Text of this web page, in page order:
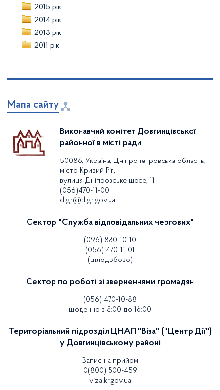
2015 рік
2014 рік
2013 рік
2011 рік
Мапа сайту
Виконавчий комітет Довгинцівської
районної в місті ради
50086, Україна, Дніпропетровська область,
місто Кривий Ріг,
вулиця Дніпровське шосе, 11
(056)470-11-00
dlgr@dlgr.gov.ua
Сектор "Служба відповідальних чергових"
(096) 880-10-10
(056) 470-11-01
(цілодобово)
Сектор по роботі зі зверненнями громадян
(056) 470-10-88
щоденно з 8:00 до 16:00
Територіальний підрозділ ЦНАП "Віза" ("Центр Дії")
у Довгинцівському районі
Запис на прийом
0(800) 500-459
viza.kr.gov.ua